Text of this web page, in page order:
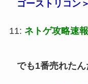
ゴーストリコン
11: ネトゲ攻略速報
でも1番売れた